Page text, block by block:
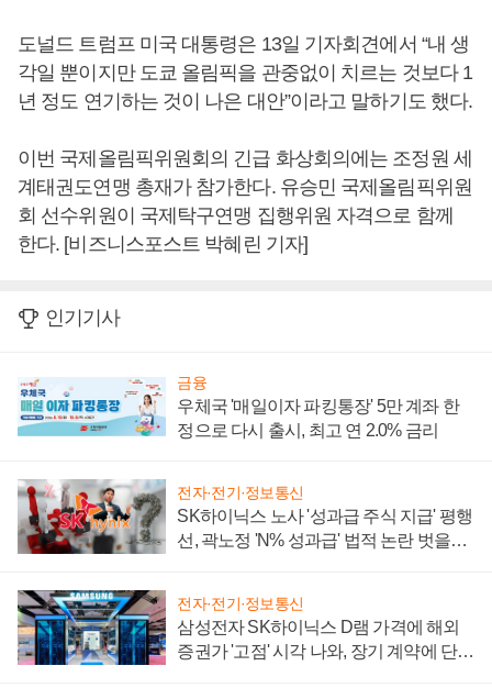
도널드 트럼프 미국 대통령은 13일 기자회견에서 “내 생
각일 뿐이지만 도쿄 올림픽을 관중없이 치르는 것보다 1
년 정도 연기하는 것이 나은 대안”이라고 말하기도 했다.
이번 국제올림픽위원회의 긴급 화상회의에는 조정원 세
계태권도연맹 총재가 참가한다. 유승민 국제올림픽위원
회 선수위원이 국제탁구연맹 집행위원 자격으로 함께
한다. [비즈니스포스트 박혜린 기자]
인기기사
금융
우체국 '매일이자 파킹통장' 5만 계좌 한
정으로 다시 출시, 최고 연 2.0% 금리
전자·전기·정보통신
SK하이닉스 노사 '성과급 주식 지급' 평행
선, 곽노정 'N% 성과급' 법적 논란 벗을지
전자·전기·정보통신
삼성전자 SK하이닉스 D램 가격에 해외
증권가 '고점' 시각 나와, 장기 계약에 단점